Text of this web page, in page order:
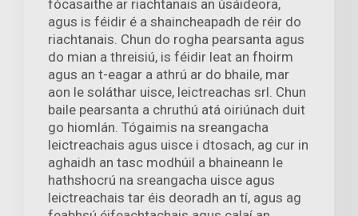
fócasaithe ar riachtanais an úsáideora,
agus is féidir é a shaincheapadh de réir do
riachtanais. Chun do rogha pearsanta agus
do mian a threisiú, is féidir leat an fhoirm
agus an t-eagar a athrú ar do bhaile, mar
aon le soláthar uisce, leictreachas srl. Chun
baile pearsanta a chruthú atá oiriúnach duit
go hiomlán. Tógaimis na sreangacha
leictreachais agus uisce i dtosach, ag cur in
aghaidh an tasc modhúil a bhaineann le
hathshocrú na sreangacha uisce agus
leictreachais tar éis deoradh an tí, agus ag